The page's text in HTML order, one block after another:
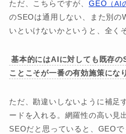
ただ、こちらですが、 GEO （AI
のSEOは通用しない、また別の
いといけないかというと、全く
基本的にはAIに対しても既存の
ことこそが一番の有効施策にな
ただ、勘違いしないように補足
ードを入れる。網羅性の高い見
SEOだと思っていると、GEO